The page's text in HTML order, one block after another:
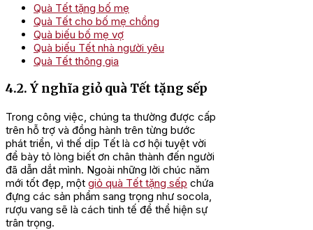
Quà Tết tặng bố mẹ
Quà Tết cho bố mẹ chồng
Quà biếu bố mẹ vợ
Quà biếu Tết nhà người yêu
Quà Tết thông gia
4.2. Ý nghĩa giỏ quà Tết tặng sếp
Trong công việc, chúng ta thường được cấp
trên hỗ trợ và đồng hành trên từng bước
phát triển, vì thế dịp Tết là cơ hội tuyệt vời
để bày tỏ lòng biết ơn chân thành đến người
đã dẫn dắt mình. Ngoài những lời chúc năm
mới tốt đẹp, một giỏ quà Tết tặng sếp chứa
đựng các sản phẩm sang trọng như socola,
rượu vang sẽ là cách tinh tế để thể hiện sự
trân trọng.